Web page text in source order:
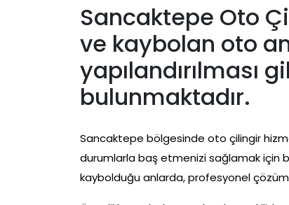
Sancaktepe Oto
ve kaybolan oto
yapılandırılması
bulunmaktadır.
Sancaktepe bölgesinde oto çilingir
durumlarla baş etmenizi sağlamak için
kaybolduğu anlarda, profesyonel